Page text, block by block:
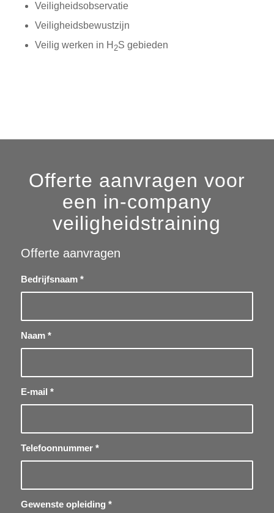
Veiligheidsobservatie
Veiligheidsbewustzijn
Veilig werken in H 2S gebieden
Offerte aanvragen voor
een in-company
veiligheidstraining
Offerte aanvragen
Bedrijfsnaam *
Naam *
E-mail *
Telefoonnummer *
Gewenste opleiding *